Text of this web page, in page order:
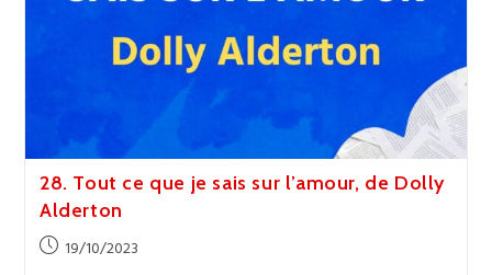
28. Tout ce que je sais sur l’amour, de Dolly
Alderton
Publication
19/10/2023